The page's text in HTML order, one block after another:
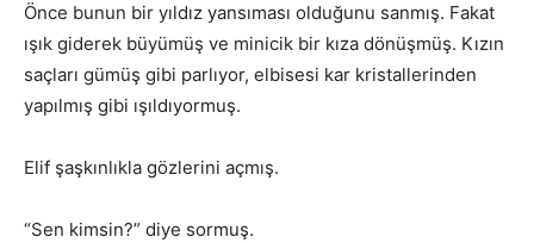
Önce bunun bir yıldız yansıması olduğunu sanmış. Fakat
ışık giderek büyümüş ve minicik bir kıza dönüşmüş. Kızın
saçları gümüş gibi parlıyor, elbisesi kar kristallerinden
yapılmış gibi ışıldıyormuş.
Elif şaşkınlıkla gözlerini açmış.
“Sen kimsin?” diye sormuş.